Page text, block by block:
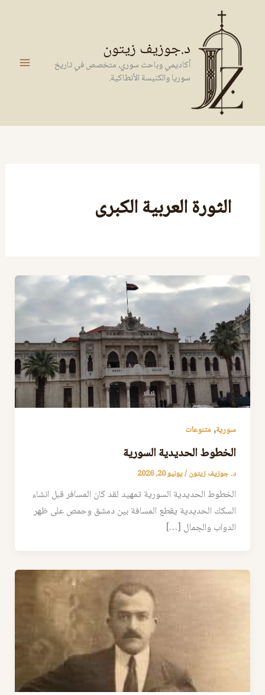
المحتوى
د.جوزيف زيتون
أكاديمي وباحث سوري، متخصص في تاريخ
سوريا والكنيسة الأنطاكية.
الثورة العربية الكبرى
سورية,متنوعات
الخطوط الحديدية السورية
د. جوزيف زيتون/يونيو 20, 2026
الخطوط الحديدية السورية تمهيد لقد كان المسافر قبل انشاء
السكك الحديدية يقطع المسافة بين دمشق وحمص على ظهر
الدواب والجمال […]